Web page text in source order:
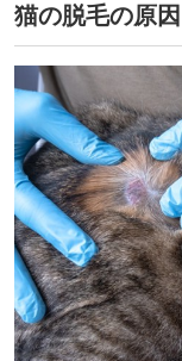
︎猫の脱毛の原因